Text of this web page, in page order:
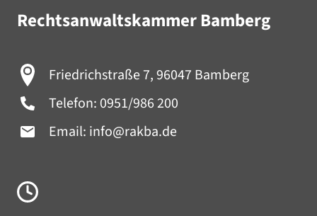
Rechtsanwaltskammer Bamberg
Friedrichstraße 7, 96047 Bamberg
Telefon: 0951/986 200
Email: info@rakba.de